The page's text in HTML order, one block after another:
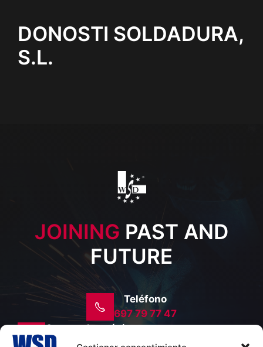
DONOSTI SOLDADURA,
S.L.
JOINING PAST AND
FUTURE
Teléfono
697 79 77 47
Correo electrónico
central@wsd.es